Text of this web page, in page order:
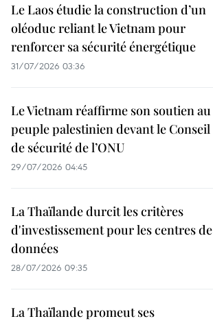
Le Laos étudie la construction d’un
oléoduc reliant le Vietnam pour
renforcer sa sécurité énergétique
31/07/2026 03:36
Le Vietnam réaffirme son soutien au
peuple palestinien devant le Conseil
de sécurité de l’ONU
29/07/2026 04:45
La Thaïlande durcit les critères
d'investissement pour les centres de
données
28/07/2026 09:35
La Thaïlande promeut ses